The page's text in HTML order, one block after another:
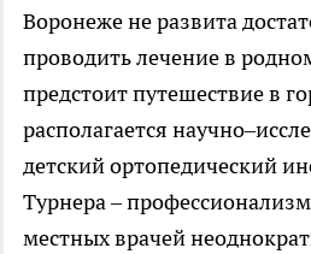
Воронеже не развита
проводить лечение в
предстоит путешествие в
располагается
детский ортопедический
Турнера –
местных врачей